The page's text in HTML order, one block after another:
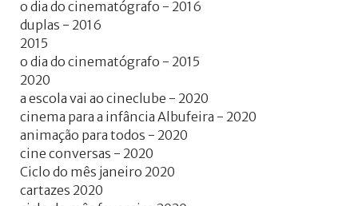
o dia do cinematógrafo - 2016
duplas - 2016
2015
o dia do cinematógrafo - 2015
2020
a escola vai ao cineclube - 2020
cinema para a infância Albufeira - 2020
animação para todos - 2020
cine conversas - 2020
Ciclo do mês janeiro 2020
cartazes 2020